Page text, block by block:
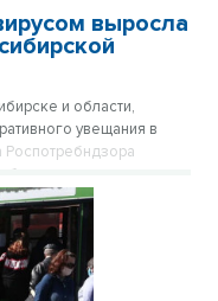
выросла
и области,
увещания в
Роспотребндзора